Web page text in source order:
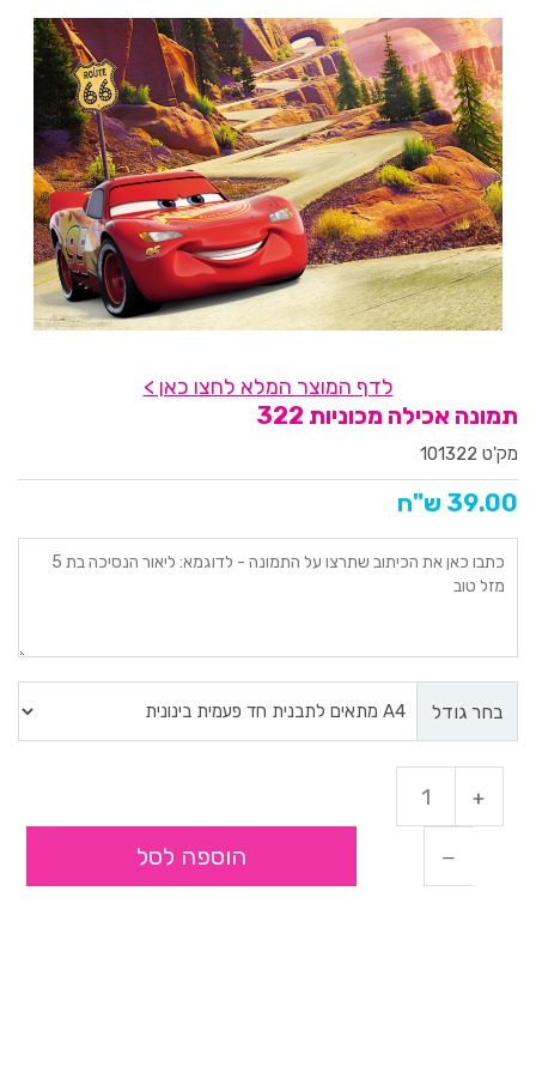
לדף המוצר המלא לחצו כאן >
תמונה אכילה מכוניות 322
מק'ט 101322
39.00 ש"ח
בחר גודל
הוספה לסל